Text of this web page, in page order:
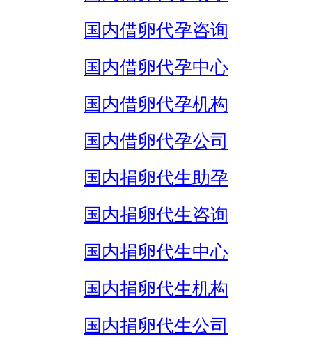
国内借卵代孕咨询
国内借卵代孕中心
国内借卵代孕机构
国内借卵代孕公司
国内捐卵代生助孕
国内捐卵代生咨询
国内捐卵代生中心
国内捐卵代生机构
国内捐卵代生公司